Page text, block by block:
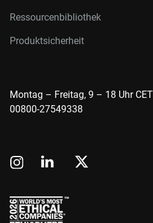
Ressourcenbibliothek
Produktsicherheit
Montag – Freitag, 9 – 18 Uhr CET
00800-27549338